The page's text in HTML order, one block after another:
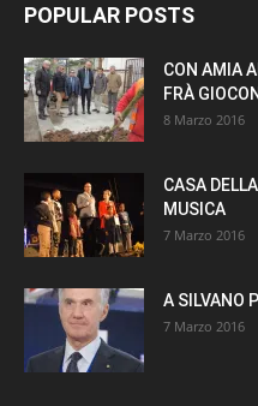
POPULAR POSTS
CON AMIA
FRÀ
8 Marzo 2016
CASA
MUSICA
7 Marzo 2016
A SILVANO
7 Marzo 2016